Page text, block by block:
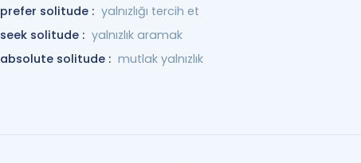
prefer solitude : yalnızlığı tercih et
seek solitude : yalnızlık aramak
absolute solitude : mutlak yalnızlık